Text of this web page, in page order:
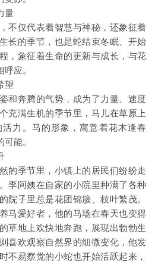
量
不仅代表着智慧与神秘，还象征着
长的季节，也是蛇结束冬眠、开始
，象征着生命的更新与成长，与花
应。
望
和奔腾的气势，成为了力量、速度
充满生机的季节里，马儿在草原上
力。马的形象，寓意着花木逢春
能。
的季节里，小镇上的居民们纷纷走
李阿姨在自家的小院里种满了各种
院子里总是花团锦簇、枝叶繁茂。
马爱好者，他的马场在春天也变得
草地上欢快地奔跑，展现出勃勃生
喜欢观察自然界的细微变化，他发
不易察觉的小蛇也开始活跃起来，